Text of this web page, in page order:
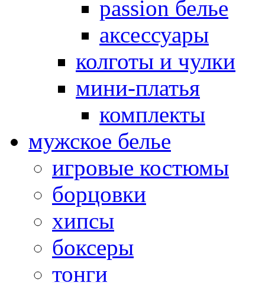
passion белье
аксессуары
колготы и чулки
мини-платья
комплекты
мужское белье
игровые костюмы
борцовки
хипсы
боксеры
тонги